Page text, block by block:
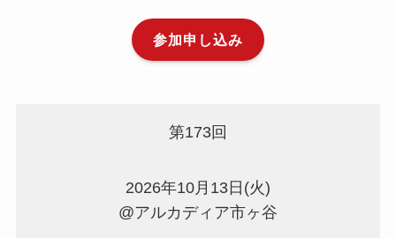
参加申し込み
第173回
2026年10月13日(火)
@アルカディア市ヶ谷